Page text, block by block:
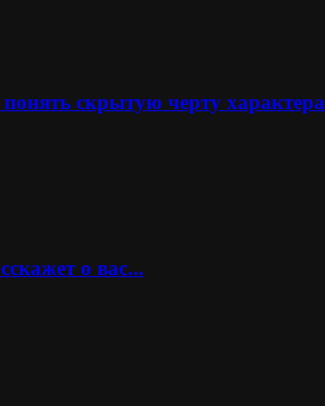
скрытую черту характера
о вас...